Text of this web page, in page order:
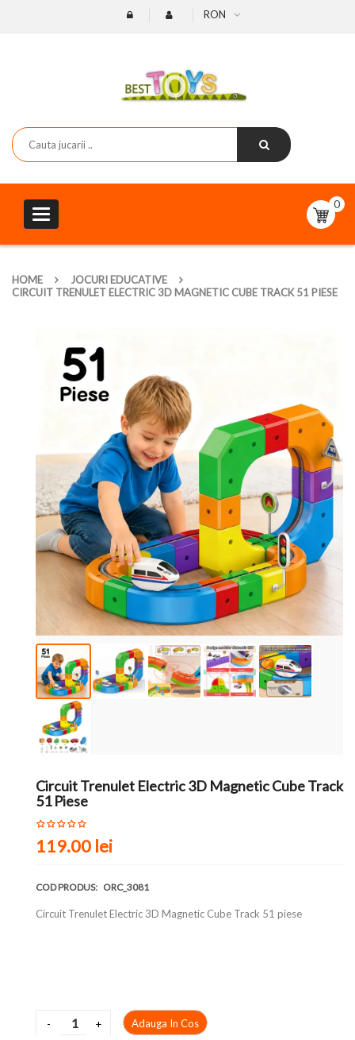
RON
Toggle
navigation
0
HOME
JOCURI EDUCATIVE
CIRCUIT TRENULET ELECTRIC 3D MAGNETIC CUBE TRACK 51 PIESE
Circuit Trenulet Electric 3D Magnetic Cube Track
51 Piese
119.00 lei
COD PRODUS: ORC_3081
Circuit Trenulet Electric 3D Magnetic Cube Track 51 piese
Adauga In Cos